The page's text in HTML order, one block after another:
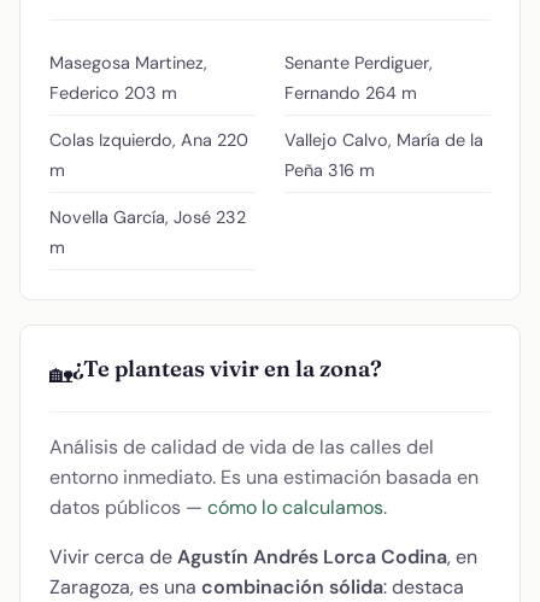
Masegosa Martinez,
Federico 203 m
Colas Izquierdo, Ana 220
m
Novella García, José 232
m
Senante Perdiguer,
Fernando 264 m
Vallejo Calvo, María de la
Peña 316 m
🏡¿Te planteas vivir en la zona?
Análisis de calidad de vida de las calles del
entorno inmediato. Es una estimación basada en
datos públicos — cómo lo calculamos.
Vivir cerca deAgustín Andrés Lorca Codina, en
Zaragoza, es una combinación sólida: destaca